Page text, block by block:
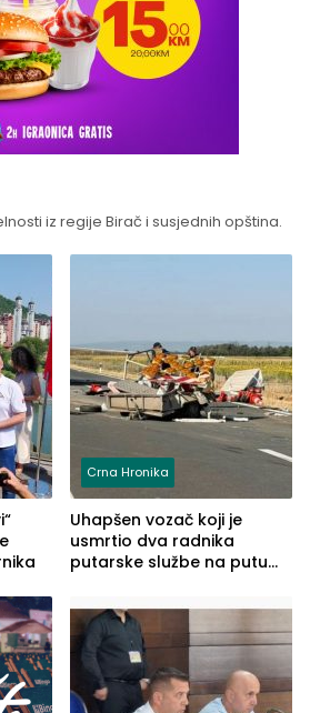
iz regije Birač i susjednih opština.
Crna Hronika
Uhapšen vozač koji je
usmrtio dva radnika
putarske službe na putu
(FOTO)